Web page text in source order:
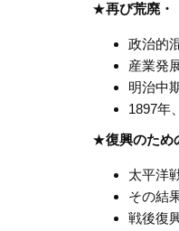
★再び荒廃・
政治的
産業発
明治中
1897年
★復興のため
太平洋
その結
戦後復